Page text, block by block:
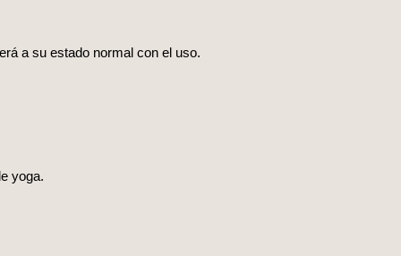
a su estado normal con el uso.
yoga.